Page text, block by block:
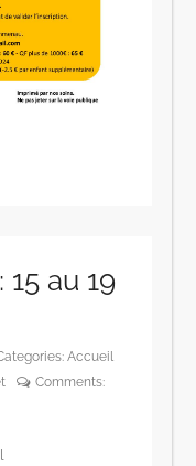
au 19
Accueil
Comments: